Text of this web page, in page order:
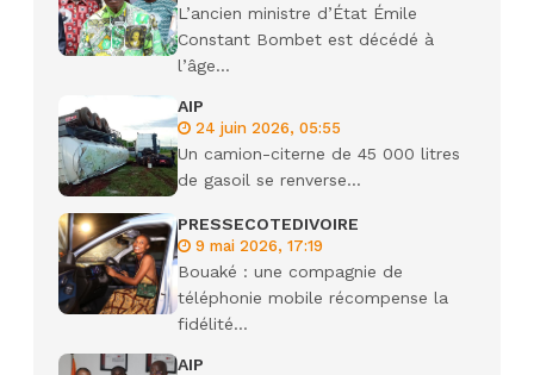
L’ancien ministre d’État Émile
Constant Bombet est décédé à
l’âge...
AIP
24 juin 2026, 05:55
Un camion-citerne de 45 000 litres
de gasoil se renverse...
PRESSECOTEDIVOIRE
9 mai 2026, 17:19
Bouaké : une compagnie de
téléphonie mobile récompense la
fidélité...
AIP